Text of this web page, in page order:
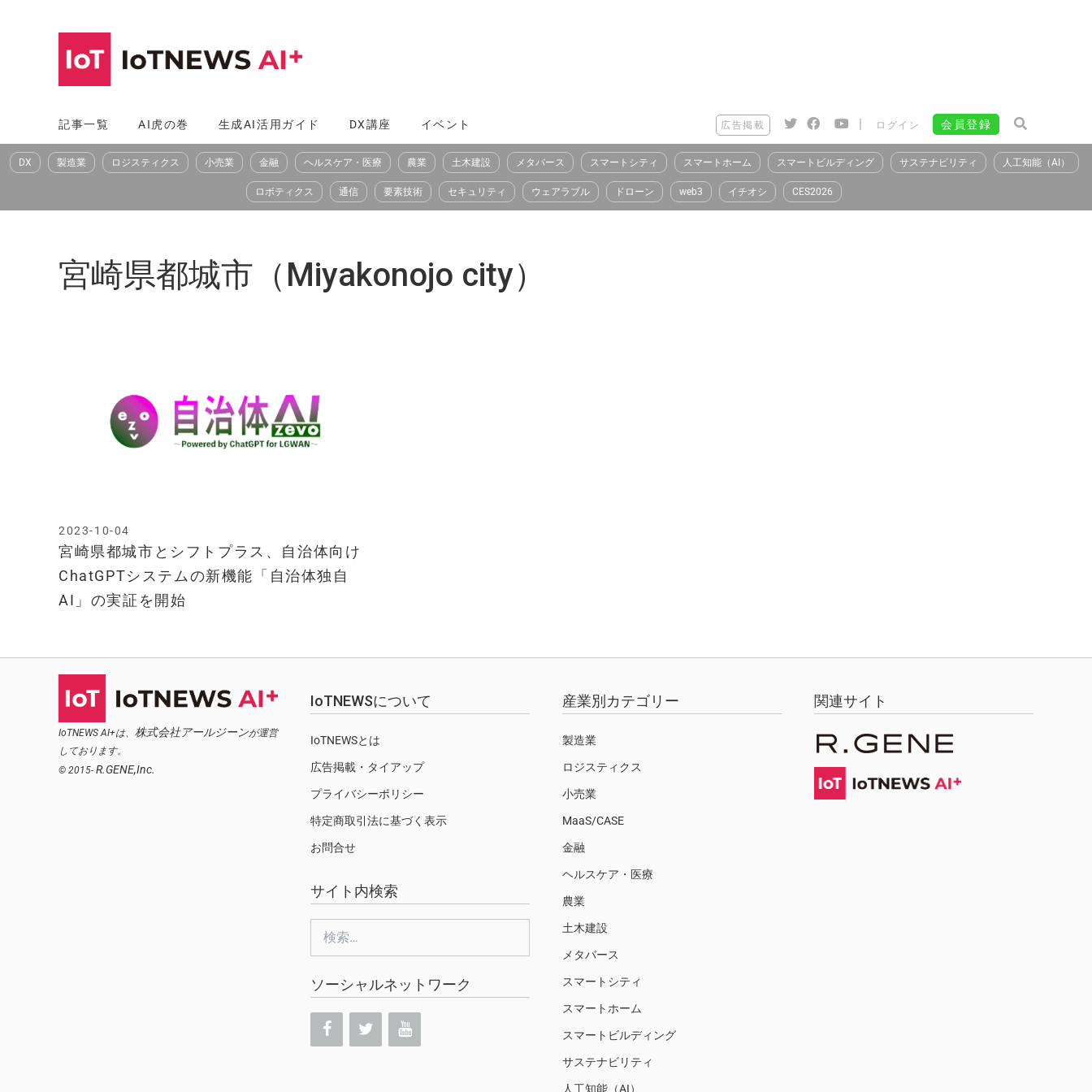
へ
ス
記事一覧 AI虎の巻 生成AI活用ガイド DX講座 イベント 広告掲載 | ログイン 会員登録
DX 製造業 ロジスティクス 小売業 金融 ヘルスケア・医療 農業 土木建設 メタバース スマートシティ スマートホーム スマートビルディング サステナビリティ 人工知能（AI）
ロボティクス 通信 要素技術 セキュリティ ウェアラブル ドローン web3 イチオシ CES2026
宮崎県都城市（Miyakonojo city）
宮崎県都城市とシフトプラス、自治体向け
ChatGPTシステムの新機能「自治体独自
AI」の実証を開始
2023-10-04
IoTNEWS AI+は、 株式会社アールジーンが運営
しております。
© 2015- R.GENE,Inc.
IoTNEWSについて
IoTNEWSとは
広告掲載・タイアップ
プライバシーポリシー
特定商取引法に基づく表示
お問合せ
サイト内検索
ソーシャルネットワーク
産業別カテゴリー
製造業
ロジスティクス
小売業
MaaS/CASE
金融
ヘルスケア・医療
農業
土木建設
メタバース
スマートシティ
スマートホーム
スマートビルディング
サステナビリティ
人工知能（AI）
関連サイト